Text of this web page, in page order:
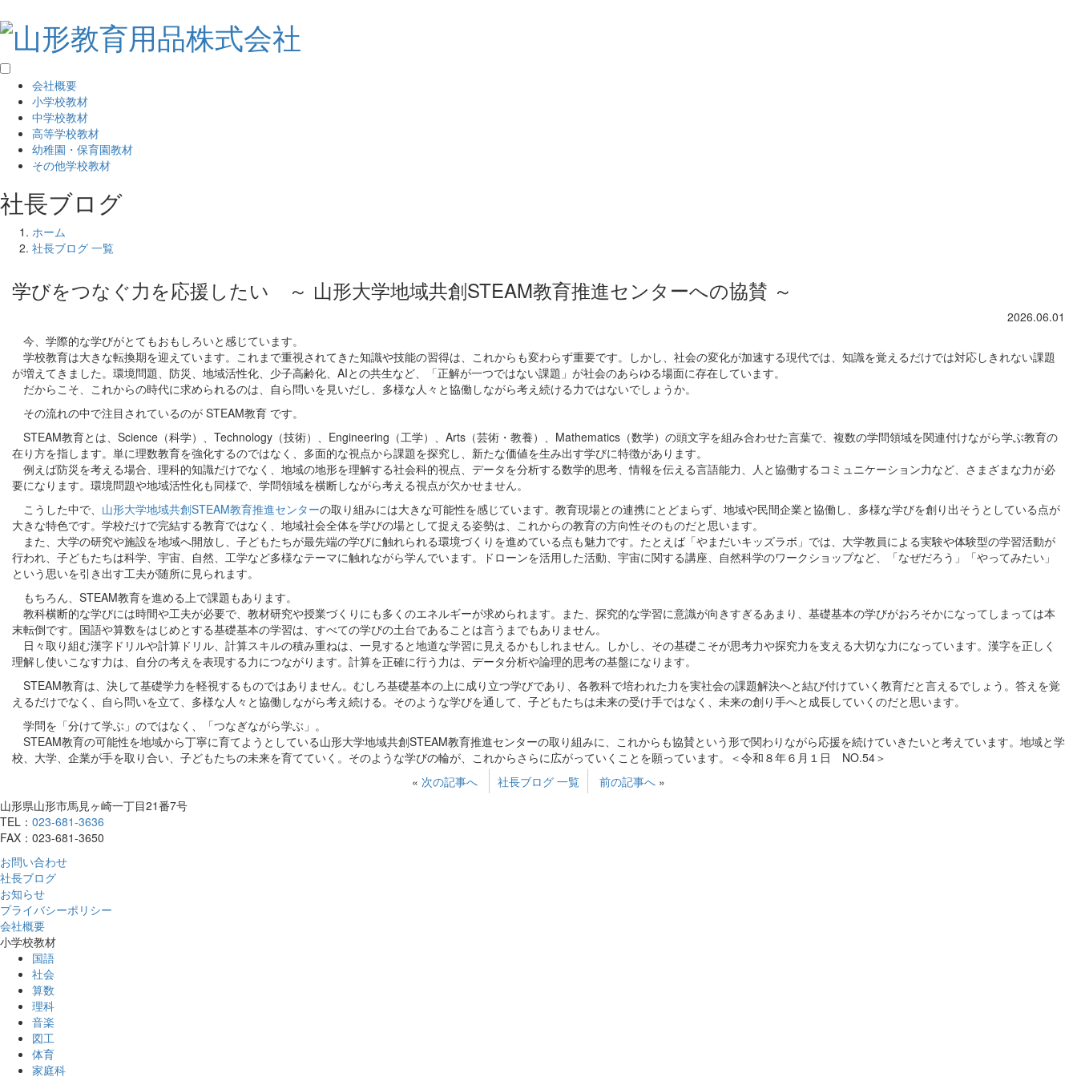
会社概要
小学校教材
中学校教材
高等学校教材
幼稚園・保育園教材
その他学校教材
社長ブログ
ホーム
社長ブログ 一覧
学びをつなぐ力を応援したい ～ 山形大学地域共創STEAM教育推進センターへの協賛 ～
2026.06.01
今、学際的な学びがとてもおもしろいと感じています。
学校教育は大きな転換期を迎えています。これまで重視されてきた知識や技能の習得は、これからも変わらず重要です。しかし、社会の変化が加速する現代では、知識を覚えるだけでは対応しきれない課題
が増えてきました。環境問題、防災、地域活性化、少子高齢化、AIとの共生など、「正解が一つではない課題」が社会のあらゆる場面に存在しています。
だからこそ、これからの時代に求められるのは、自ら問いを見いだし、多様な人々と協働しながら考え続ける力ではないでしょうか。
その流れの中で注目されているのが STEAM教育 です。
STEAM教育とは、Science（科学）、Technology（技術）、Engineering（工学）、Arts（芸術・教養）、Mathematics（数学）の頭文字を組み合わせた言葉で、複数の学問領域を関連付けながら学ぶ教育の
在り方を指します。単に理数教育を強化するのではなく、多面的な視点から課題を探究し、新たな価値を生み出す学びに特徴があります。
例えば防災を考える場合、理科的知識だけでなく、地域の地形を理解する社会科的視点、データを分析する数学的思考、情報を伝える言語能力、人と協働するコミュニケーション力など、さまざまな力が必
要になります。環境問題や地域活性化も同様で、学問領域を横断しながら考える視点が欠かせません。
こうした中で、 山形大学地域共創STEAM教育推進センターの取り組みには大きな可能性を感じています。教育現場との連携にとどまらず、地域や民間企業と協働し、多様な学びを創り出そうとしている点が
大きな特色です。学校だけで完結する教育ではなく、地域社会全体を学びの場として捉える姿勢は、これからの教育の方向性そのものだと思います。
また、大学の研究や施設を地域へ開放し、子どもたちが最先端の学びに触れられる環境づくりを進めている点も魅力です。たとえば「やまだいキッズラボ」では、大学教員による実験や体験型の学習活動が
行われ、子どもたちは科学、宇宙、自然、工学など多様なテーマに触れながら学んでいます。ドローンを活用した活動、宇宙に関する講座、自然科学のワークショップなど、「なぜだろう」「やってみたい」
という思いを引き出す工夫が随所に見られます。
もちろん、STEAM教育を進める上で課題もあります。
教科横断的な学びには時間や工夫が必要で、教材研究や授業づくりにも多くのエネルギーが求められます。また、探究的な学習に意識が向きすぎるあまり、基礎基本の学びがおろそかになってしまっては本
末転倒です。国語や算数をはじめとする基礎基本の学習は、すべての学びの土台であることは言うまでもありません。
日々取り組む漢字ドリルや計算ドリル、計算スキルの積み重ねは、一見すると地道な学習に見えるかもしれません。しかし、その基礎こそが思考力や探究力を支える大切な力になっています。漢字を正しく
理解し使いこなす力は、自分の考えを表現する力につながります。計算を正確に行う力は、データ分析や論理的思考の基盤になります。
STEAM教育は、決して基礎学力を軽視するものではありません。むしろ基礎基本の上に成り立つ学びであり、各教科で培われた力を実社会の課題解決へと結び付けていく教育だと言えるでしょう。答えを覚
えるだけでなく、自ら問いを立て、多様な人々と協働しながら考え続ける。そのような学びを通して、子どもたちは未来の受け手ではなく、未来の創り手へと成長していくのだと思います。
学問を「分けて学ぶ」のではなく、「つなぎながら学ぶ」。
STEAM教育の可能性を地域から丁寧に育てようとしている山形大学地域共創STEAM教育推進センターの取り組みに、これからも協賛という形で関わりながら応援を続けていきたいと考えています。地域と学
校、大学、企業が手を取り合い、子どもたちの未来を育てていく。そのような学びの輪が、これからさらに広がっていくことを願っています。＜令和８年６月１日 NO.54＞
« 次の記事へ 社長ブログ 一覧 前の記事へ »
山形県山形市馬見ヶ崎一丁目21番7号
TEL： 023-681-3636
FAX：023-681-3650
お問い合わせ
社長ブログ
お知らせ
プライバシーポリシー
会社概要
小学校教材
国語
社会
算数
理科
音楽
図工
体育
家庭科